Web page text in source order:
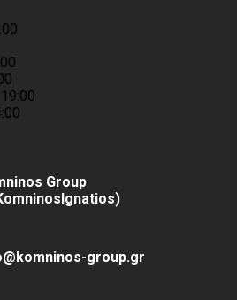
Group
group.gr